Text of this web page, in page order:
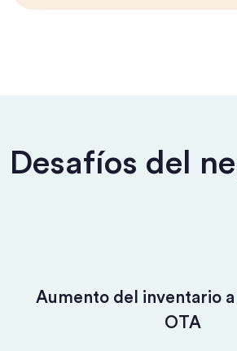
Desafíos del
Aumento del inventario a
OTA